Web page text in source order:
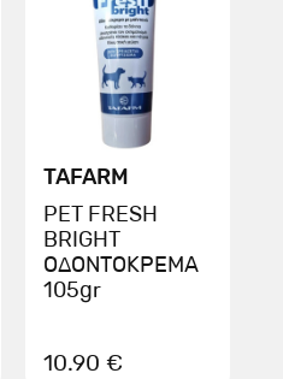
TAFARM
PET FRESH
BRIGHT
ΟΔΟΝΤΟΚΡΕΜΑ
105gr
10.90 €